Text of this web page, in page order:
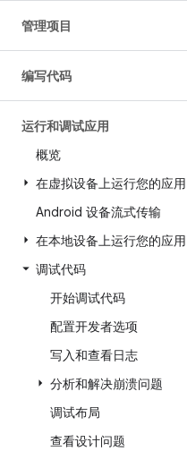
管理项目
编写代码
运行和调试应用
概览
在虚拟设备上运行您的应用
Android 设备流式传输
在本地设备上运行您的应用
调试代码
开始调试代码
配置开发者选项
写入和查看日志
分析和解决崩溃问题
调试布局
查看设计问题